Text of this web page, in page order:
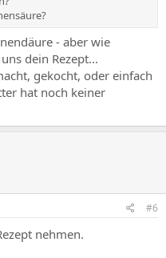
- aber wie
dein Rezept...
gekocht, oder einfach
hat noch keiner
#6
nehmen.